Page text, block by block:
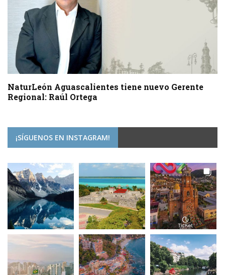
NaturLeón Aguascalientes tiene nuevo Gerente
Regional: Raúl Ortega
¡SÍGUENOS EN INSTAGRAM!